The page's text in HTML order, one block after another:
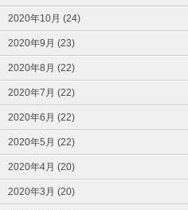
2020年10月 (24)
2020年9月 (23)
2020年8月 (22)
2020年7月 (22)
2020年6月 (22)
2020年5月 (22)
2020年4月 (20)
2020年3月 (20)